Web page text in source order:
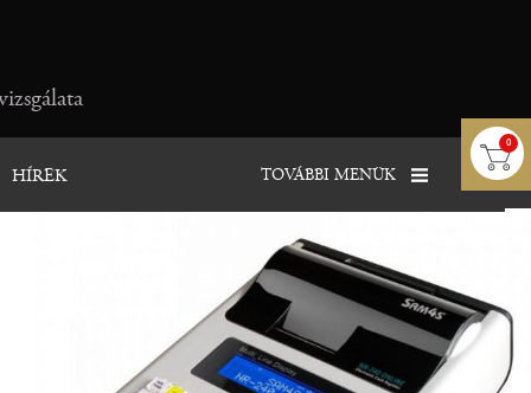
0
HÍREK TOVÁBBI MENÜK